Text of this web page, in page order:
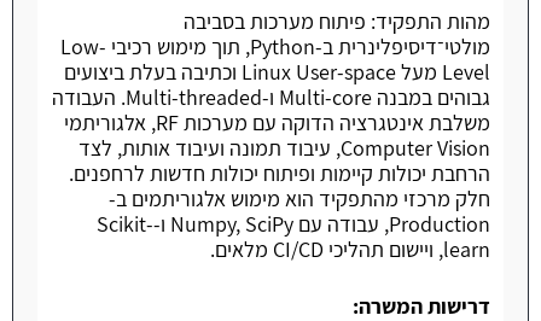
מהות התפקיד: פיתוח מערכות בסביבה
מולטי־דיסיפלינרית ב-Python, תוך מימוש רכיבי Low-
Level מעל Linux User-space וכתיבה בעלת ביצועים
גבוהים במבנה Multi-core ו-Multi-threaded. העבודה
משלבת אינטגרציה הדוקה עם מערכות RF, אלגוריתמי
Computer Vision, עיבוד תמונה ועיבוד אותות, לצד
הרחבת יכולות קיימות ופיתוח יכולות חדשות לרחפנים.
חלק מרכזי מהתפקיד הוא מימוש אלגוריתמים ב-
Production, עבודה עם Numpy, SciPy ו-Scikit-
learn, ויישום תהליכי CI/CD מלאים.
דרישות המשרה: